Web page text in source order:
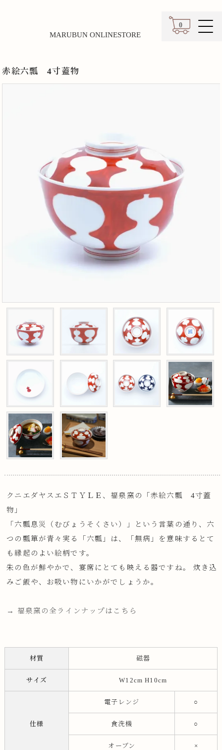
0
カート
MARUBUN ONLINESTORE
赤絵六瓢 4寸蓋物
クニエダヤスエＳＴＹＬＥ、福泉窯の「赤絵六瓢 4寸蓋
物」
「六瓢息災（むびょうそくさい）」という言葉の通り、六
つの瓢箪が青々実る「六瓢」は、「無病」を意味するとて
も縁起のよい絵柄です。
朱の色が鮮やかで、宴席にとても映える器ですね。 炊き込
みご飯や、お吸い物にいかがでしょうか。
→ 福泉窯の全ラインナップはこちら
材質 磁器
サイズ W12cm H10cm
仕様
電子レンジ ○
食洗機 ○
オーブン ×